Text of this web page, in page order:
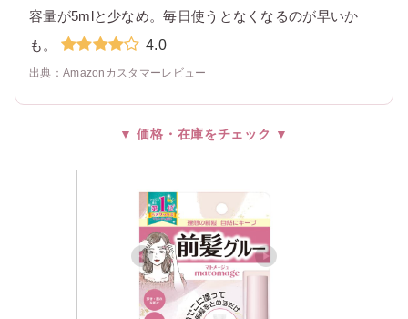
容量が5mlと少なめ。毎日使うとなくなるのが早いか
も。
4.0
出典：Amazonカスタマーレビュー
▼ 価格・在庫をチェック ▼